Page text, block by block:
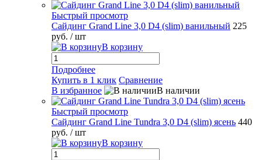
Быстрый просмотр
Сайдинг Grand Line 3,0 D4 (slim) ванильный 225
руб. / шт
В корзину
Подробнее
Купить в 1 клик Сравнение
В избранное
В наличии
Быстрый просмотр
Сайдинг Grand Line Tundra 3,0 D4 (slim) ясень 440
руб. / шт
В корзину